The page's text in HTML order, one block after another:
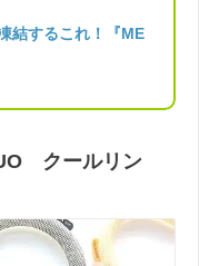
結するこれ！『ME
クールリン